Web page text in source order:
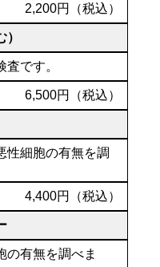
2,200円（税込）
です。
6,500円（税込）
性細胞の有無を調
4,400円（税込）
の有無を調べま